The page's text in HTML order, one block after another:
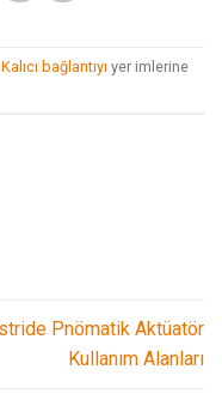
Kalıcı bağlantıyı yer imlerine
Pnömatik Aktüatör
Kullanım Alanları